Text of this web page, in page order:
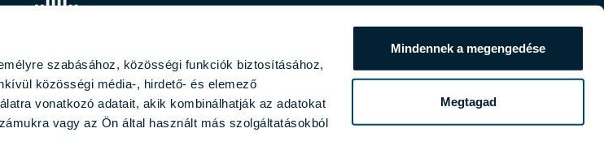
szabásához, közösségi funkciók biztosításához,
közösségi média-, hirdető- és elemező
vonatkozó adatait, akik kombinálhatják az adatokat
vagy az Ön által használt más szolgáltatásokból
Mindennek a megengedése
Megtagad